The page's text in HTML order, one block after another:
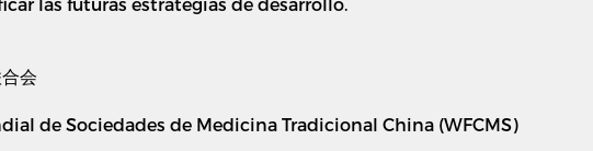
会
de Sociedades de Medicina Tradicional China (WFCMS)